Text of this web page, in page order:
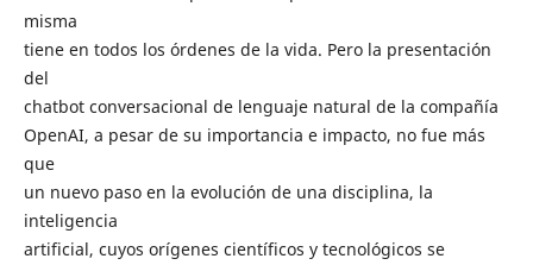
misma
tiene en todos los órdenes de la vida. Pero la presentación
del
chatbot conversacional de lenguaje natural de la compañía
OpenAI, a pesar de su importancia e impacto, no fue más
que
un nuevo paso en la evolución de una disciplina, la
inteligencia
artificial, cuyos orígenes científicos y tecnológicos se